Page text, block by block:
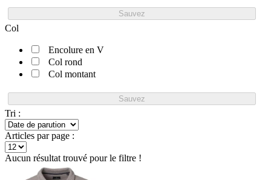
Sauvez
Col
Encolure en V
Col rond
Col montant
Sauvez
Tri :
Articles par page :
Aucun résultat trouvé pour le filtre !